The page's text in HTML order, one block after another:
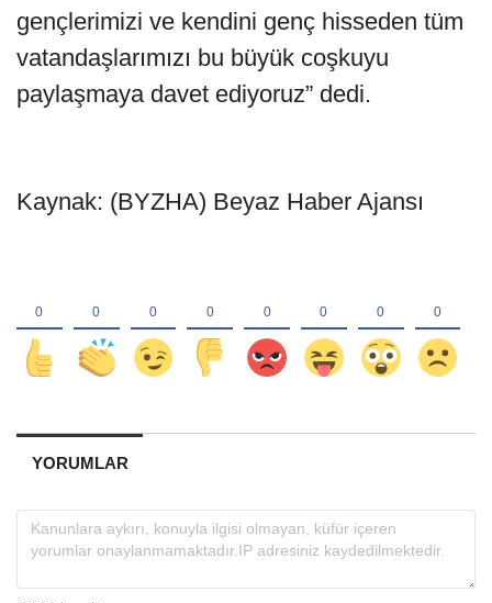
gençlerimizi ve kendini genç hisseden tüm
vatandaşlarımızı bu büyük coşkuyu
paylaşmaya davet ediyoruz” dedi.
Kaynak: (BYZHA) Beyaz Haber Ajansı
YORUMLAR